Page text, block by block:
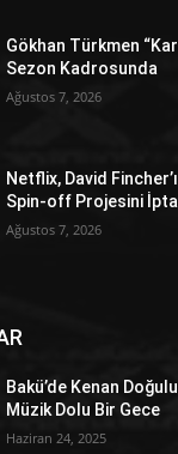
Gökhan Türkmen
Sezon Kadrosunda
Ağustos 7, 2026
Netflix, David
Spin-off Projesini
Ağustos 7, 2026
Bakü’de Kenan
Müzik Dolu Bir Gece
Haziran 24, 2025